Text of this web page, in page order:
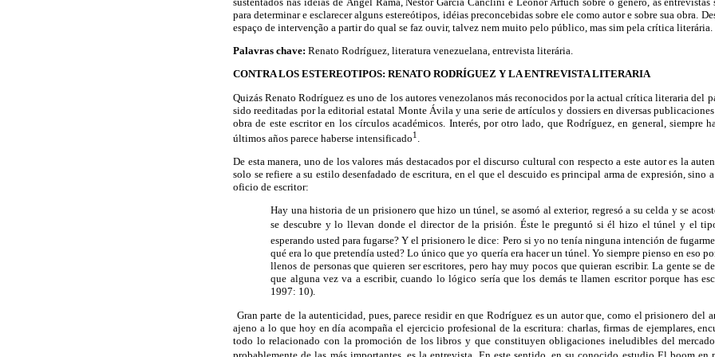
para determinar e esclarecer alguns estereótipos, idéias preconcebidas sobre ele como autor e sobre sua obra.
espaço de intervenção a partir do qual se faz ouvir, talvez nem muito pelo público, mas sim pela crítica literária.
Palavras chave: Renato Rodríguez, literatura venezuelana, entrevista literária.
CONTRA LOS ESTEREOTIPOS: RENATO RODRÍGUEZ Y LA ENTREVISTA LITERARIA
Quizás Renato Rodríguez es uno de los autores venezolanos más reconocidos por la actual crítica literaria del
sido reeditadas por la editorial estatal Monte Ávila y una serie de artículos y dossiers en diversas
obra de este escritor en los círculos académicos. Interés, por otro lado, que Rodríguez, en general, siempre
últimos años parece haberse intensificado1 .
De esta manera, uno de los valores más destacados por el discurso cultural con respecto a este autor es la
solo se refiere a su estilo desenfadado de escritura, en el que el descuido es principal arma de expresión, sino
oficio de escritor:
Hay una historia de un prisionero que hizo un túnel, se asomó al exterior, regresó a su celda y se
se descubre y lo llevan donde el director de la prisión. Éste le preguntó si él hizo el túnel y el
esperando usted para fugarse? Y el prisionero le dice: Pero si yo no tenía ninguna intención de
qué era lo que pretendía usted? Lo único que yo quería era hacer un túnel. Yo siempre pienso en eso
llenos de personas que quieren ser escritores, pero hay muy pocos que quieran escribir. La gente se
que alguna vez va a escribir, cuando lo lógico sería que los demás te llamen escritor porque has
1997: 10).
Gran parte de la autenticidad, pues, parece residir en que Rodríguez es un autor que, como el prisionero del
ajeno a lo que hoy en día acompaña el ejercicio profesional de la escritura: charlas, firmas de ejemplares,
todo lo relacionado con la promoción de los libros y que constituyen obligaciones ineludibles del